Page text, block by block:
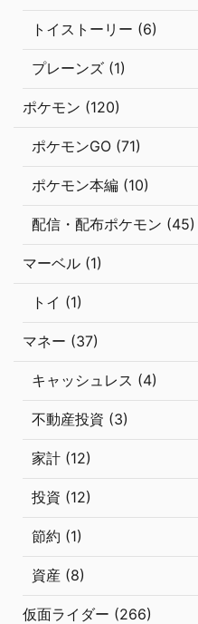
トイストーリー (6)
プレーンズ (1)
ポケモン (120)
ポケモンGO (71)
ポケモン本編 (10)
配信・配布ポケモン (45)
マーベル (1)
トイ (1)
マネー (37)
キャッシュレス (4)
不動産投資 (3)
家計 (12)
投資 (12)
節約 (1)
資産 (8)
仮面ライダー (266)